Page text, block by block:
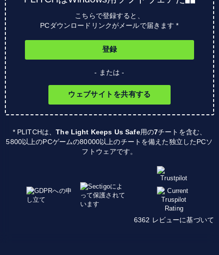
こちらで登録すると、
PCダウンロードリンクがメールで届きます *
登録
- または -
ウェブサイトを共有する
* PLITCHは、The Light Keeps Us Safe用の7チートを含む、
5800以上のPCゲームの80000以上のチートを備えた独立したPCソ
フトウェアです。
6362 レビューに基づいて